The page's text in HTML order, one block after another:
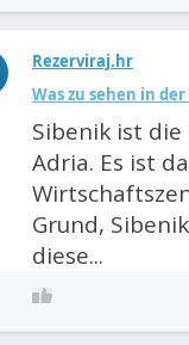
Rezerviraj.hr
Was zu sehen in
Sibenik ist
Adria. Es ist
Grund,
diese...